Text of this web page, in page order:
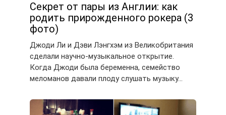
Секрет от пары из Англии: как
родить прирожденного рокера (3
фото)
Джоди Ли и Дэви Лэнгхэм из Великобритания
сделали научно-музыкальное открытие.
Когда Джоди была беременна, семейство
меломанов давали плоду слушать музыку…